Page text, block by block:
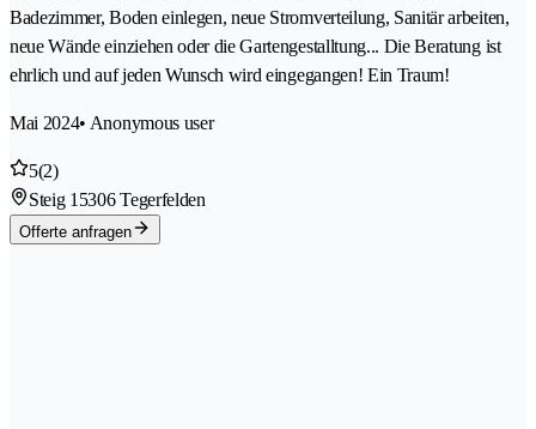
Badezimmer, Boden einlegen, neue Stromverteilung, Sanitär arbeiten,
neue Wände einziehen oder die Gartengestalltung... Die Beratung ist
ehrlich und auf jeden Wunsch wird eingegangen! Ein Traum!
Mai 2024• Anonymous user
5(2)
Steig 1 5306 Tegerfelden
Offerte anfragen